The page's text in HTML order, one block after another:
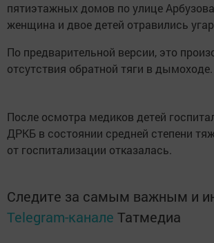
пятиэтажных домов по улице
женщина и двое детей отравились
По предварительной версии, это
отсутствия обратной тяги в дымоходе.
После осмотра медиков детей
ДРКБ в состоянии средней степени
от госпитализации отказалась.
Следите за самым важным и
Telegram-канале Татмедиа